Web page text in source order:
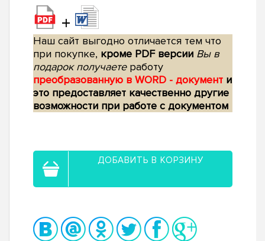
+
Наш сайт выгодно отличается тем что
при покупке, кроме PDF версии Вы в
подарок получаетеработу
преобразованную в WORD - документ и
это предоставляет качественно другие
возможности при работе с документом
ДОБАВИТЬ В КОРЗИНУ